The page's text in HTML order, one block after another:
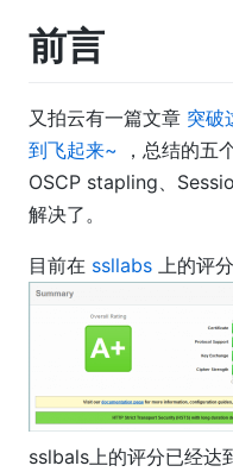
前言
又拍云有一篇文章 突破
到飞起来~ ，总结的五
OSCP stapling、
解决了。
目前在 ssllabs 上的评分
sslbals上的评分已经达